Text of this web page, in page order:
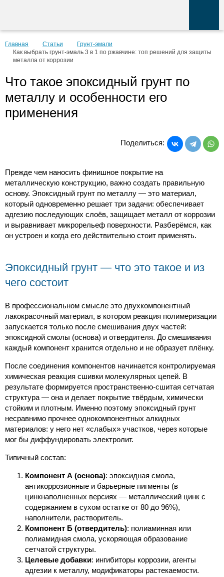
Главная Статьи
Грунт-эмали
Как выбрать грунт-эмаль 3 в 1 по ржавчине: топ решений для защиты
металла от коррозии
Что такое эпоксидный грунт по
металлу и особенности его
применения
Поделиться:
Прежде чем наносить финишное покрытие на
металлическую конструкцию, важно создать правильную
основу. Эпоксидный грунт по металлу — это материал,
который одновременно решает три задачи: обеспечивает
адгезию последующих слоёв, защищает металл от коррозии
и выравнивает микрорельеф поверхности. Разберёмся, как
он устроен и когда его действительно стоит применять.
Эпоксидный грунт — что это такое и из
чего состоит
В профессиональном смысле это двухкомпонентный
лакокрасочный материал, в котором реакция полимеризации
запускается только после смешивания двух частей:
эпоксидной смолы (основа) и отвердителя. До смешивания
каждый компонент хранится отдельно и не образует плёнку.
После соединения компонентов начинается контролируемая
химическая реакция сшивки молекулярных цепей. В
результате формируется пространственно-сшитая сетчатая
структура — она и делает покрытие твёрдым, химически
стойким и плотным. Именно поэтому эпоксидный грунт
несравнимо прочнее однокомпонентных алкидных
материалов: у него нет «слабых» участков, через которые
мог бы диффундировать электролит.
Типичный состав:
Компонент А (основа): эпоксидная смола,
антикоррозионные и барьерные пигменты (в
цинкнаполненных версиях — металлический цинк с
содержанием в сухом остатке от 80 до 96%),
наполнители, растворитель.
Компонент Б (отвердитель): полиаминная или
полиамидная смола, ускоряющая образование
сетчатой структуры.
Целевые добавки: ингибиторы коррозии, агенты
адгезии к металлу, модификаторы растекаемости.